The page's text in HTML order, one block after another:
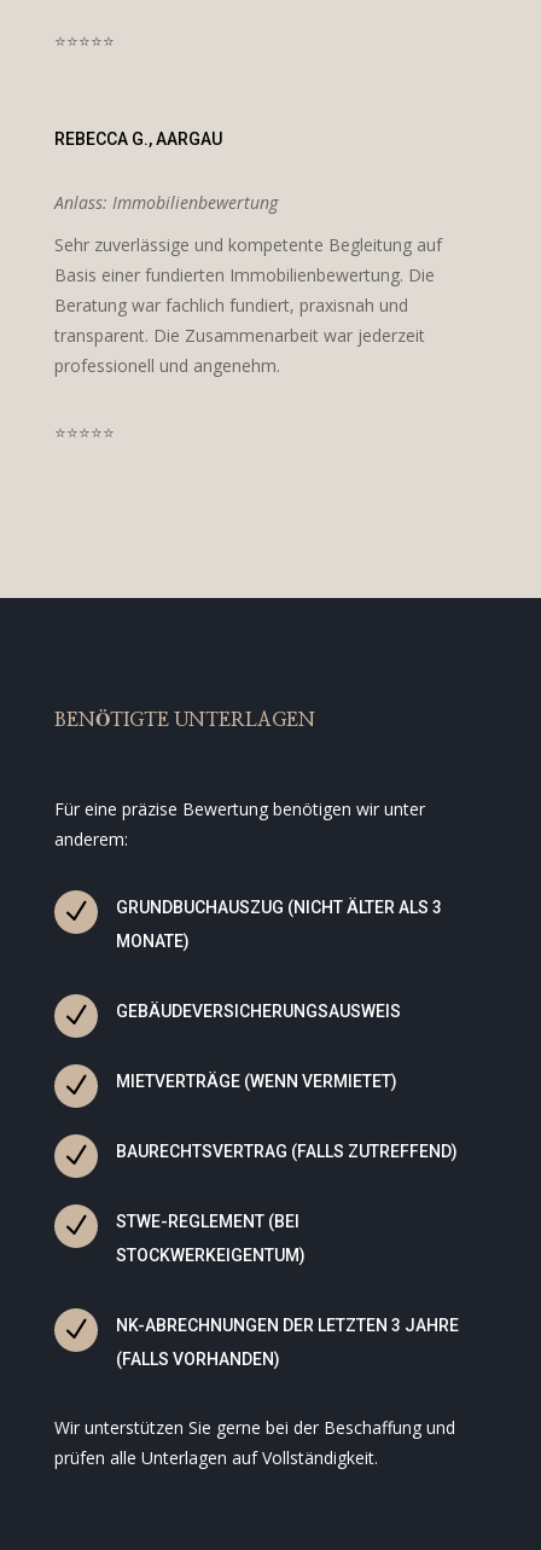
⭐⭐⭐⭐⭐
REBECCA G., AARGAU
Anlass: Immobilienbewertung
Sehr zuverlässige und kompetente Begleitung auf
Basis einer fundierten Immobilienbewertung. Die
Beratung war fachlich fundiert, praxisnah und
transparent. Die Zusammenarbeit war jederzeit
professionell und angenehm.
⭐⭐⭐⭐⭐
BENÖTIGTE UNTERLAGEN
Für eine präzise Bewertung benötigen wir unter
anderem:
N
GRUNDBUCHAUSZUG (NICHT ÄLTER ALS 3
MONATE)
N GEBÄUDEVERSICHERUNGSAUSWEIS
N MIETVERTRÄGE (WENN VERMIETET)
N BAURECHTSVERTRAG (FALLS ZUTREFFEND)
N
STWE-REGLEMENT (BEI
STOCKWERKEIGENTUM)
N
NK-ABRECHNUNGEN DER LETZTEN 3 JAHRE
(FALLS VORHANDEN)
Wir unterstützen Sie gerne bei der Beschaffung und
prüfen alle Unterlagen auf Vollständigkeit.